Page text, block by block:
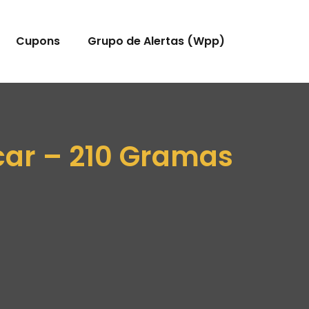
Cupons Grupo de Alertas (Wpp)
– 210 Gramas